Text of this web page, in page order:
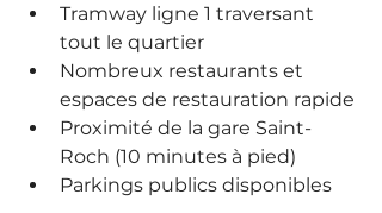
Tramway ligne 1 traversant
tout le quartier
Nombreux restaurants et
espaces de restauration rapide
Proximité de la gare Saint-
Roch (10 minutes à pied)
Parkings publics disponibles